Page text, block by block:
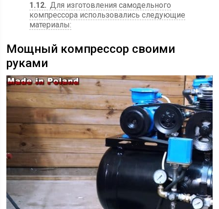
1.12 Для изготовления самодельного
компрессора использовались следующие
материалы:
Мощный компрессор своими
руками